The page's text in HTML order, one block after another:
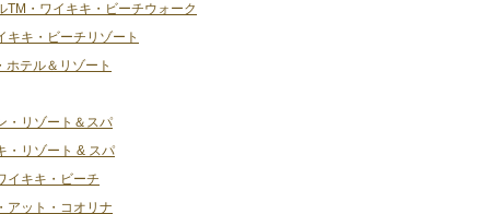
TM・ワイキキ・ビーチウォーク
キキ・ビーチリゾート
ホテル＆リゾート
・リゾート＆スパ
・リゾート & スパ
イキキ・ビーチ
アット・コオリナ